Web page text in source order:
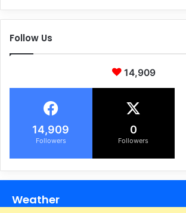
Follow Us
14,909
14,909
Followers
0
Followers
Weather